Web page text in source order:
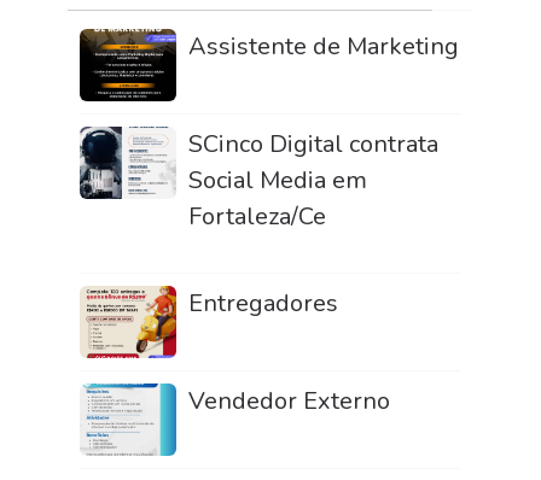
Assistente de Marketing
SCinco Digital contrata
Social Media em
Fortaleza/Ce
Entregadores
Vendedor Externo